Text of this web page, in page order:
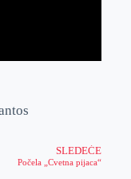
SLEDEĆE
Počela „Cvetna pijaca“